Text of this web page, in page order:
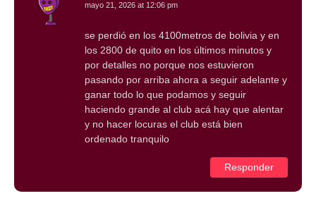
mayo 21, 2026 at 12:06 pm
se perdió en los 4100metros de bolivia y en
los 2800 de quito en los últimos minutos y
por detalles no porque nos estuvieron
pasando por arriba ahora a seguir adelante y
ganar todo lo que podamos y seguir
haciendo grande al club acá hay que alentar
y no hacer locuras el club está bien
ordenado tranquilo
Responder